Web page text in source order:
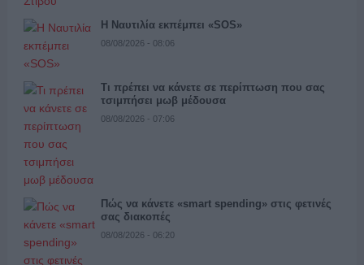
Η Ναυτιλία εκπέμπει «SOS»
08/08/2026 - 08:06
Τι πρέπει να κάνετε σε περίπτωση που σας
τσιμπήσει μωβ μέδουσα
08/08/2026 - 07:06
Πώς να κάνετε «smart spending» στις φετινές
σας διακοπές
08/08/2026 - 06:20